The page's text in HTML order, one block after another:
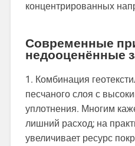
концентрированных
Современные
недооценённые
1. Комбинация
песчаного слоя с
уплотнения. Многим
лишний расход; на
увеличивает ресурс